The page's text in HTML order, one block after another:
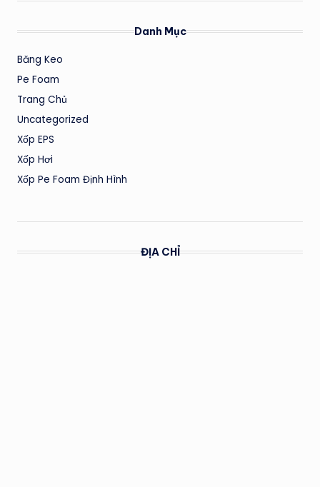
Danh Mục
Băng Keo
Pe Foam
Trang Chủ
Uncategorized
Xốp EPS
Xốp Hơi
Xốp Pe Foam Định Hình
ĐỊA CHỈ